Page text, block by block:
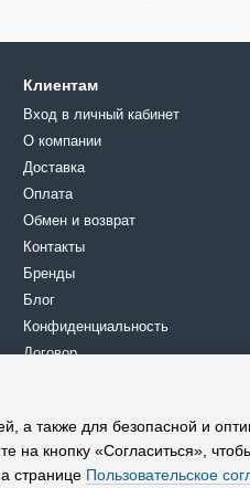
Клиентам
Вход в личный кабинет
О компании
Доставка
Оплата
Обмен и возврат
Контакты
Бренды
Блог
Конфиденциальность
Договор
а также для безопасной и
на кнопку «Согласиться»,
странице Пользовательское